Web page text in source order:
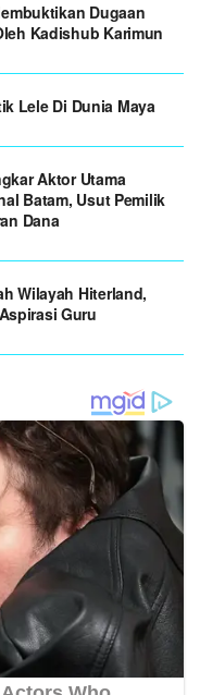
Dugaan
Kadishub Karimun
Lele Di Dunia Maya
Aktor Utama
Batam, Usut Pemilik
Dana
Wilayah Hiterland,
Guru